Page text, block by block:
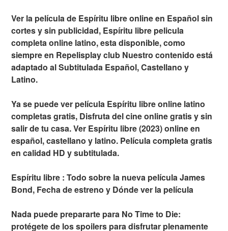
Ver la película de Espíritu libre online en Español sin
cortes y sin publicidad, Espíritu libre pelicula
completa online latino, esta disponible, como
siempre en Repelisplay club Nuestro contenido está
adaptado al Subtitulada Español, Castellano y
Latino.
Ya se puede ver película Espíritu libre online latino
completas gratis, Disfruta del cine online gratis y sin
salir de tu casa. Ver Espíritu libre (2023) online en
español, castellano y latino. Película completa gratis
en calidad HD y subtitulada.
Espíritu libre : Todo sobre la nueva película James
Bond, Fecha de estreno y Dónde ver la película
Nada puede prepararte para No Time to Die:
protégete de los spoilers para disfrutar plenamente